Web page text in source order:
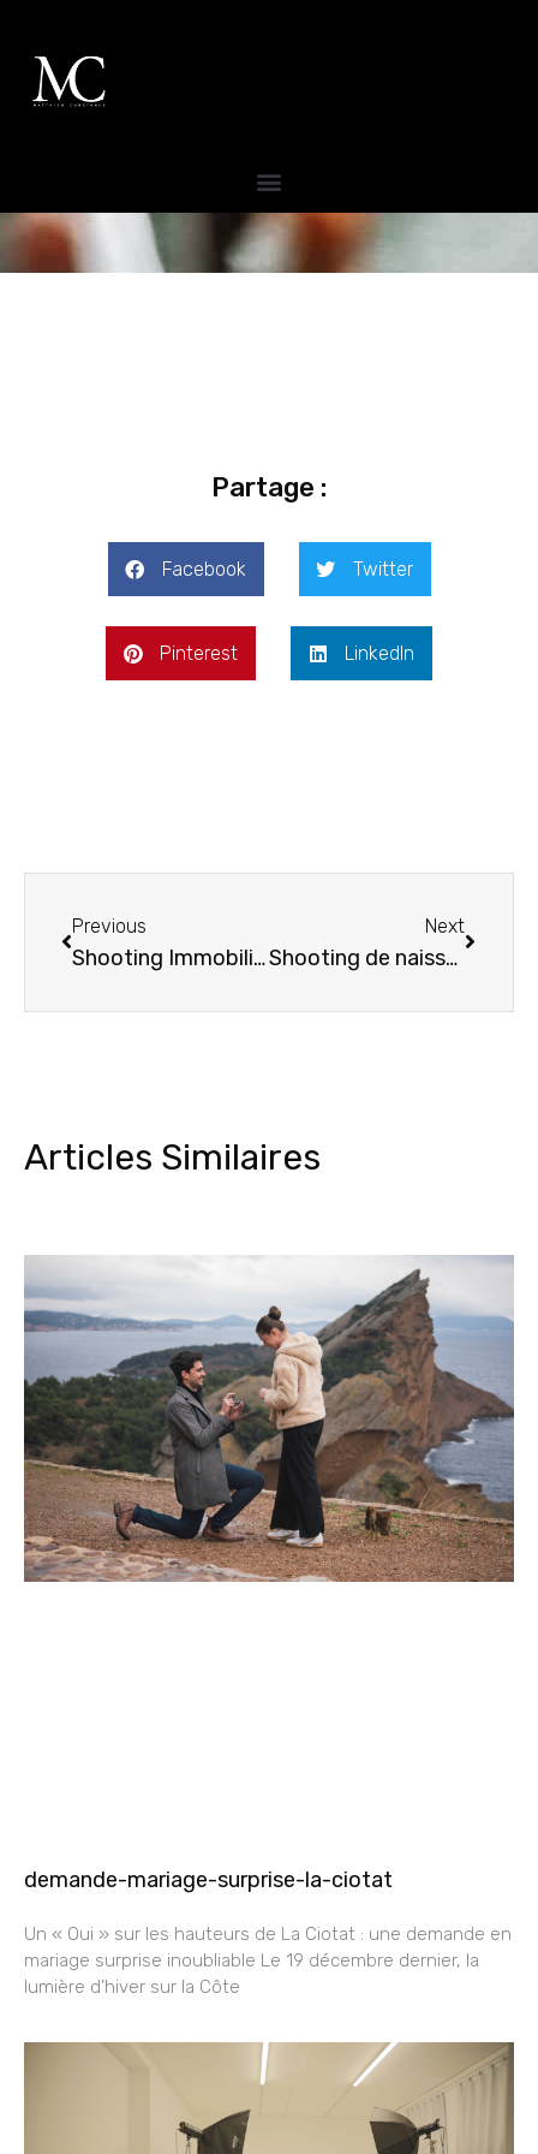
Partage :
Facebook Twitter
Pinterest LinkedIn
Previous
Shooting Immobilier : Une maison mis en valeur par la photographie
Next
Shooting de naissance : Un moment unique et précieux figé dans le temps au studio photo à La Penne sur Huveaune
Articles Similaires
demande-mariage-surprise-la-ciotat
Un « Oui » sur les hauteurs de La Ciotat : une demande en
mariage surprise inoubliable Le 19 décembre dernier, la
lumière d’hiver sur la Côte